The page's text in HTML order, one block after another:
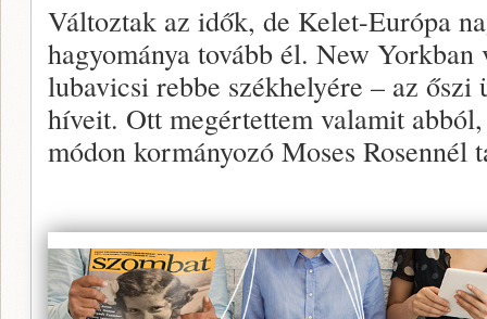
Változtak az idők, de Kelet-Európa
hagyománya tovább él. New
lubavicsi rebbe székhelyére – az őszi
híveit. Ott megértettem valamit
módon kormányozó Moses